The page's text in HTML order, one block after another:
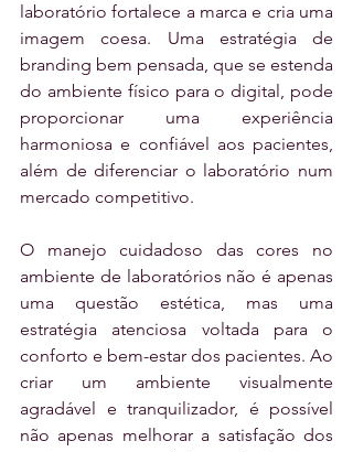
laboratório fortalece a marca e cria uma
imagem coesa. Uma estratégia de
branding bem pensada, que se estenda
do ambiente físico para o digital, pode
proporcionar uma experiência
harmoniosa e confiável aos pacientes,
além de diferenciar o laboratório num
mercado competitivo.
O manejo cuidadoso das cores no
ambiente de laboratórios não é apenas
uma questão estética, mas uma
estratégia atenciosa voltada para o
conforto e bem-estar dos pacientes. Ao
criar um ambiente visualmente
agradável e tranquilizador, é possível
não apenas melhorar a satisfação dos